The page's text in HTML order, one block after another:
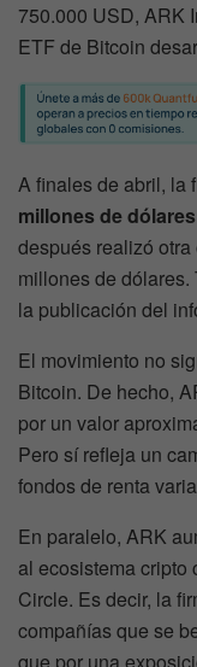
750.000 USD, ARK
ETF de Bitcoin
A finales de abril, la
millones de
después realizó
millones de
la publicación del
El movimiento no
Bitcoin. De hecho,
por un valor
Pero sí refleja un
fondos de renta
En paralelo, ARK
al ecosistema
Circle. Es decir, la
compañías que se
que por una